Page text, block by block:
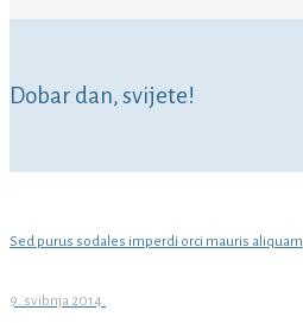
Dobar dan, svijete!
Sed purus sodales imperdi orci mauris aliquam
9. svibnja 2014.